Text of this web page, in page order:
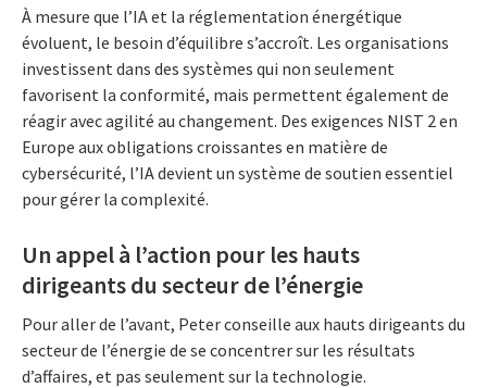
À mesure que l’IA et la réglementation énergétique
évoluent, le besoin d’équilibre s’accroît. Les organisations
investissent dans des systèmes qui non seulement
favorisent la conformité, mais permettent également de
réagir avec agilité au changement. Des exigences NIST 2 en
Europe aux obligations croissantes en matière de
cybersécurité, l’IA devient un système de soutien essentiel
pour gérer la complexité.
Un appel à l’action pour les hauts
dirigeants du secteur de l’énergie
Pour aller de l’avant, Peter conseille aux hauts dirigeants du
secteur de l’énergie de se concentrer sur les résultats
d’affaires, et pas seulement sur la technologie.